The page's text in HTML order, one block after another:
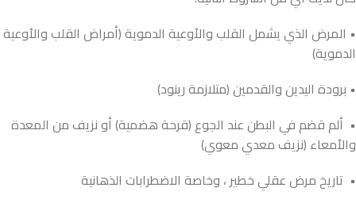
• المرض الذي يشمل القلب والأوعية الدموية (أمراض القلب والأوعية
الدموية)
• برودة اليدين والقدمين (متلازمة رينود)
• ألم قضم في البطن عند الجوع (قرحة هضمية) أو نزيف من المعدة
والأمعاء (نزيف معدي معوي)
• تاريخ مرض عقلي خطير ، وخاصة الاضطرابات الذهانية